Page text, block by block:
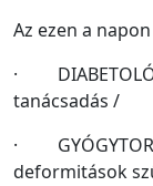
Az ezen a
·
tanácsadás /
·
deformitások